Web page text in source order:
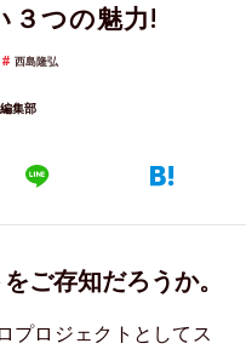
３つの魅力!
西島隆弘
集部
ご存知だろうか。
プロジェクトとしてス